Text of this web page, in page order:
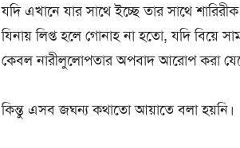
যদি এখানে যার সাথে ইচ্ছে তার সাথে
যিনায় লিপ্ত হলে গোনাহ না হতো, যদি বিয়ে
কেবল নারীলুলোপতার অপবাদ আরোপ করা
কিন্তু এসব জঘন্য কথাতো আয়াতে বলা হয়নি।